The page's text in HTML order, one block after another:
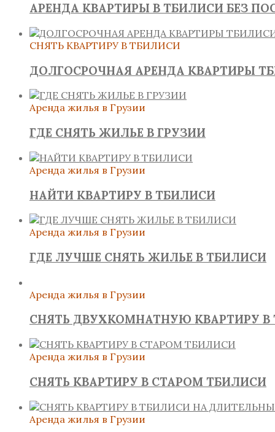
АРЕНДА КВАРТИРЫ В ТБИЛИСИ БЕЗ
СНЯТЬ КВАРТИРУ В ТБИЛИСИ
ДОЛГОСРОЧНАЯ АРЕНДА КВАРТИРЫ
Аренда жилья в Грузии
ГДЕ СНЯТЬ ЖИЛЬЕ В ГРУЗИИ
Аренда жилья в Грузии
НАЙТИ КВАРТИРУ В ТБИЛИСИ
Аренда жилья в Грузии
ГДЕ ЛУЧШЕ СНЯТЬ ЖИЛЬЕ В ТБИЛИСИ
Аренда жилья в Грузии
СНЯТЬ ДВУХКОМНАТНУЮ КВАРТИРУ В
Аренда жилья в Грузии
СНЯТЬ КВАРТИРУ В СТАРОМ ТБИЛИСИ
Аренда жилья в Грузии